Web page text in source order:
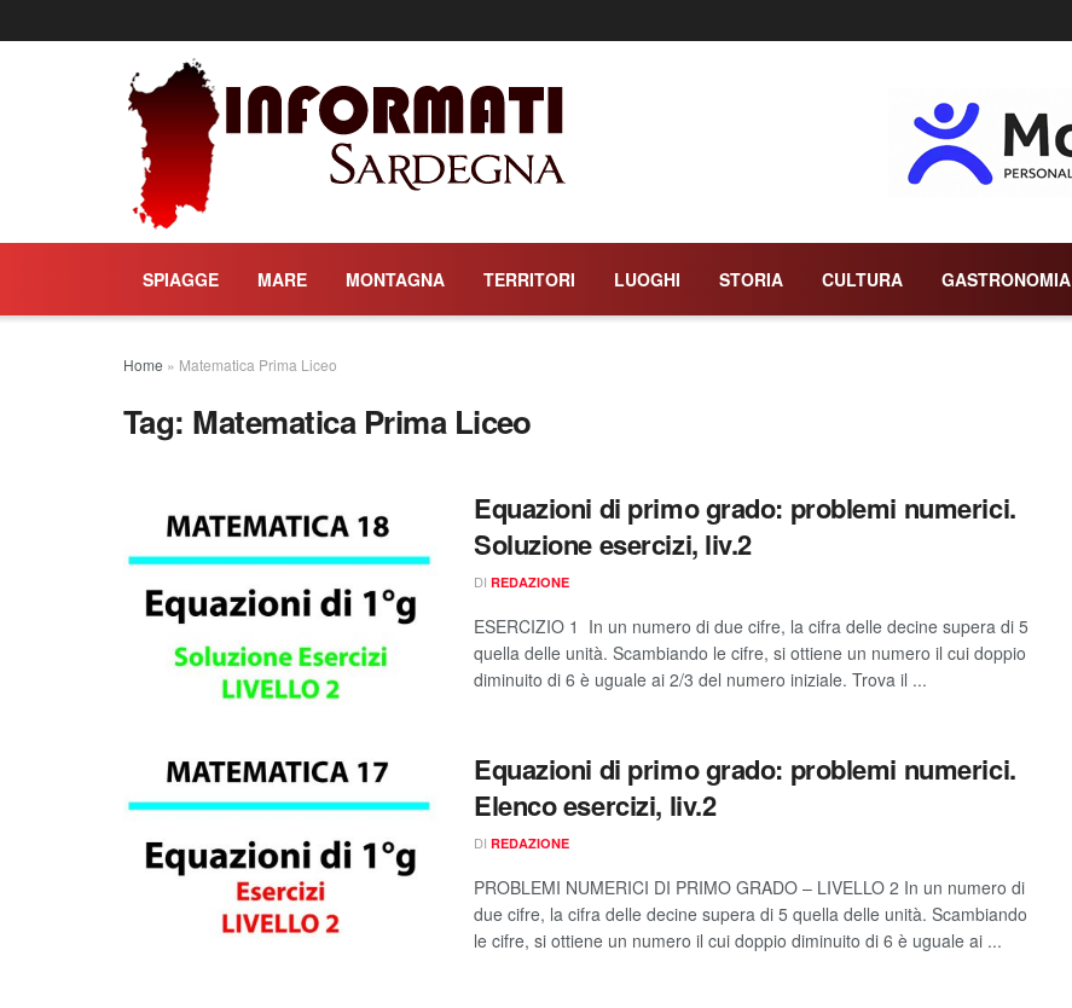
SPIAGGE MARE MONTAGNA TERRITORI LUOGHI STORIA CULTURA GASTRONOMIA
Home » Matematica Prima Liceo
Tag: Matematica Prima Liceo
Equazioni di primo grado: problemi numerici.
Soluzione esercizi, liv.2
DI REDAZIONE
ESERCIZIO 1 In un numero di due cifre, la cifra delle decine supera di 5
quella delle unità. Scambiando le cifre, si ottiene un numero il cui doppio
diminuito di 6 è uguale ai 2/3 del numero iniziale. Trova il ...
Equazioni di primo grado: problemi numerici.
Elenco esercizi, liv.2
DI REDAZIONE
PROBLEMI NUMERICI DI PRIMO GRADO – LIVELLO 2 In un numero di
due cifre, la cifra delle decine supera di 5 quella delle unità. Scambiando
le cifre, si ottiene un numero il cui doppio diminuito di 6 è uguale ai ...